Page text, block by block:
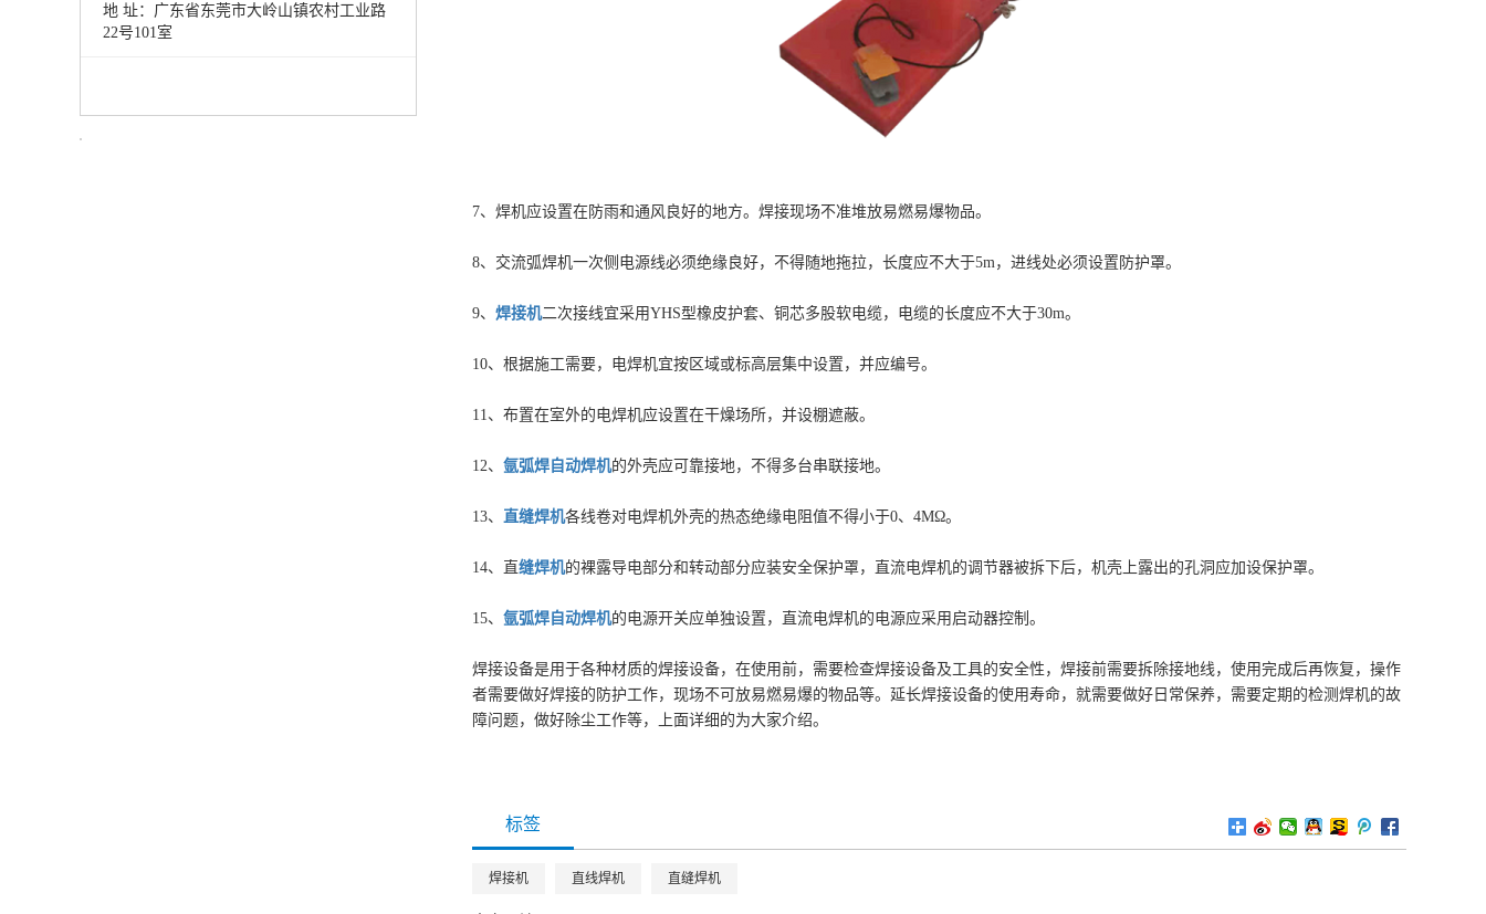
地 址： 广东省东莞市大岭山镇农村工业路
22号101室
7、焊机应设置在防雨和通风良好的地方。焊接现场不准堆放易燃易爆物品。
8、交流弧焊机一次侧电源线必须绝缘良好，不得随地拖拉，长度应不大于5m，进线处必须设置防护罩。
9、 焊接机二次接线宜采用YHS型橡皮护套、铜芯多股软电缆，电缆的长度应不大于30m。
10、根据施工需要，电焊机宜按区域或标高层集中设置，并应编号。
11、布置在室外的电焊机应设置在干燥场所，并设棚遮蔽。
12、 氩弧焊自动焊机的外壳应可靠接地，不得多台串联接地。
13、 直缝焊机各线卷对电焊机外壳的热态绝缘电阻值不得小于0、4MΩ。
14、直缝焊机的裸露导电部分和转动部分应装安全保护罩，直流电焊机的调节器被拆下后，机壳上露出的孔洞应加设保护罩。
15、 氩弧焊 自动焊机的电源开关应单独设置，直流电焊机的电源应采用启动器控制。
焊接设备是用于各种材质的焊接设备，在使用前，需要检查焊接设备及工具的安全性，焊接前需要拆除接地线，使用完成后再恢复，操作
者需要做好焊接的防护工作，现场不可放易燃易爆的物品等。延长焊接设备的使用寿命，就需要做好日常保养，需要定期的检测焊机的故
障问题，做好除尘工作等，上面详细的为大家介绍。
标签
焊接机 直线焊机 直缝焊机